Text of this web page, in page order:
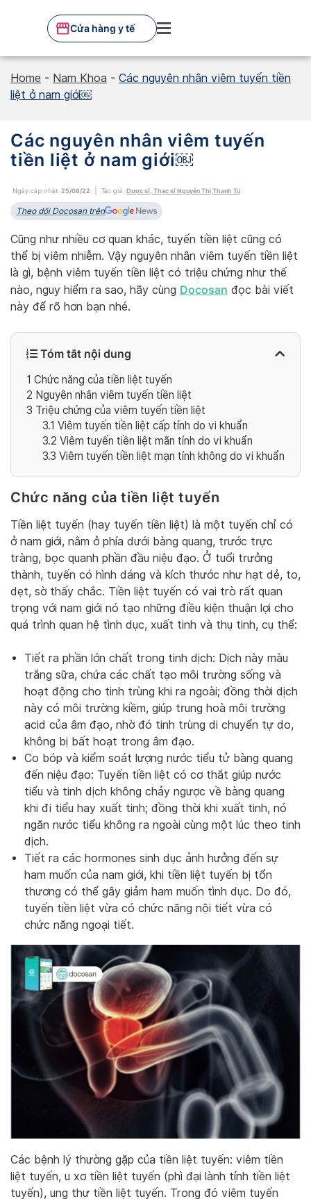
Cửa hàng y tế
Home - Nam Khoa - Các nguyên nhân viêm tuyến tiền
liệt ở nam giới￼
Các nguyên nhân viêm tuyến
tiền liệt ở nam giới￼
Ngày cập nhật: 25/08/22 Tác giả: Dược sĩ, Thạc sĩ Nguyễn Thị Thanh Tú
Theo dõi Docosan trên
Cũng như nhiều cơ quan khác, tuyến tiền liệt cũng có
thể bị viêm nhiễm. Vậy nguyên nhân viêm tuyến tiền liệt
là gì, bệnh viêm tuyến tiền liệt có triệu chứng như thế
nào, nguy hiểm ra sao, hãy cùng Docosan đọc bài viết
này để rõ hơn bạn nhé.
Tóm tắt nội dung
1 Chức năng của tiền liệt tuyến
2 Nguyên nhân viêm tuyến tiền liệt
3 Triệu chứng của viêm tuyến tiền liệt
3.1 Viêm tuyến tiền liệt cấp tính do vi khuẩn
3.2 Viêm tuyến tiền liệt mãn tính do vi khuẩn
3.3 Viêm tuyến tiền liệt mạn tính không do vi khuẩn
Chức năng của tiền liệt tuyến
Tiền liệt tuyến (hay tuyến tiền liệt) là một tuyến chỉ có
ở nam giới, nằm ở phía dưới bàng quang, trước trực
tràng, bọc quanh phần đầu niệu đạo. Ở tuổi trưởng
thành, tuyến có hình dáng và kích thước như hạt dẻ, to,
dẹt, sờ thấy chắc. Tiền liệt tuyến có vai trò rất quan
trọng với nam giới nó tạo những điều kiện thuận lợi cho
quá trình quan hệ tình dục, xuất tinh và thụ tinh, cụ thể:
Tiết ra phần lớn chất trong tinh dịch: Dịch này màu
trắng sữa, chứa các chất tạo môi trường sống và
hoạt động cho tinh trùng khi ra ngoài; đồng thời dịch
này có môi trường kiềm, giúp trung hoà môi trường
acid của âm đạo, nhờ đó tinh trùng di chuyển tự do,
không bị bất hoạt trong âm đạo.
Co bóp và kiểm soát lượng nước tiểu tử bàng quang
đến niệu đạo: Tuyến tiền liệt có cơ thắt giúp nước
tiểu và tinh dịch không chảy ngược về bàng quang
khi đi tiểu hay xuất tinh; đồng thời khi xuất tinh, nó
ngăn nước tiểu không ra ngoài cùng một lúc theo tinh
dịch.
Tiết ra các hormones sinh dục ảnh hưởng đến sự
ham muốn của nam giới, khi tiền liệt tuyến bị tổn
thương có thể gây giảm ham muốn tình dục. Do đó,
tuyến tiền liệt vừa có chức năng nội tiết vừa có
chức năng ngoại tiết.
Các bệnh lý thường gặp của tiền liệt tuyến: viêm tiền
liệt tuyến, u xơ tiền liệt tuyến (phì đại lành tính tiền liệt
tuyến), ung thư tiền liệt tuyến. Trong đó viêm tuyến